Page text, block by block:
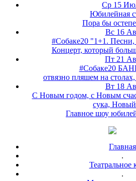
Ср 15
Юбилейная
Пора бы
Вс 16
#Собаке20 "1+1.
Концерт, который
Пт 21
#Собаке20
отвязно пляшем на
Вт 18
С Новым годом, с Новым
сука,
Главное шоу
Главная
.
Театральное
.